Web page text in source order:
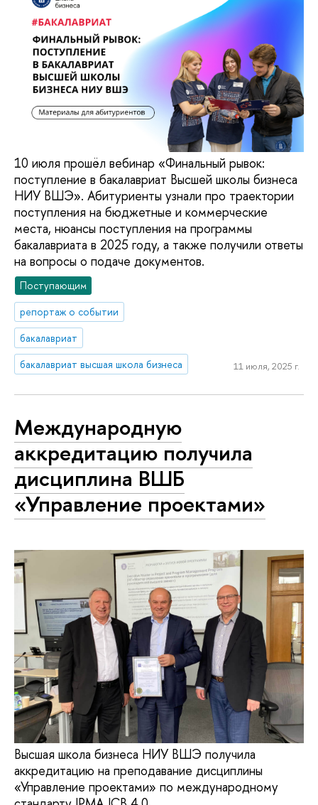
10 июля прошёл вебинар «Финальный рывок:
поступление в бакалавриат Высшей школы бизнеса
НИУ ВШЭ». Абитуриенты узнали про траектории
поступления на бюджетные и коммерческие
места, нюансы поступления на программы
бакалавриата в 2025 году, а также получили ответы
на вопросы о подаче документов.
Поступающим
репортаж о событии
бакалавриат
бакалавриат высшая школа бизнеса
11 июля, 2025 г.
Международную
аккредитацию получила
дисциплина ВШБ
«Управление проектами»
Высшая школа бизнеса НИУ ВШЭ получила
аккредитацию на преподавание дисциплины
«Управление проектами» по международному